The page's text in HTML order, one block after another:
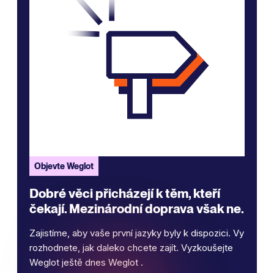
Objevte Weglot
Dobré věci přicházejí k těm, kteří
čekají. Mezinárodní doprava však ne.
Zajistíme, aby vaše první jazyky byly k dispozici. Vy
rozhodnete, jak daleko chcete zajít. Vyzkoušejte
Weglot ještě dnes Weglot .